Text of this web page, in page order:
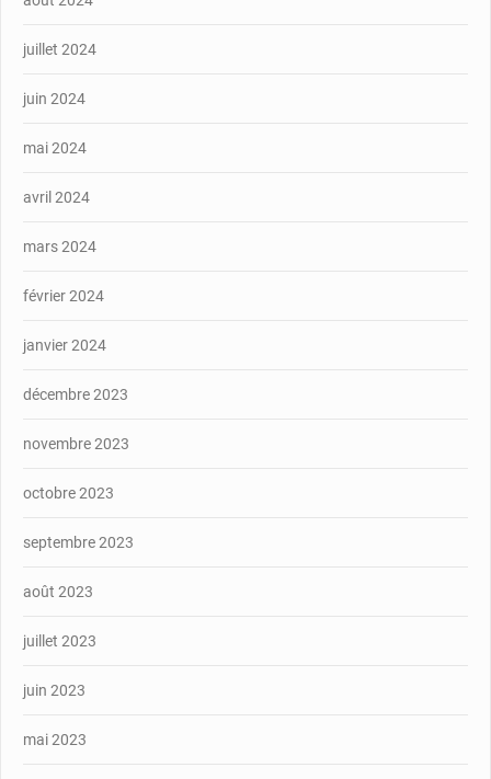
juillet 2024
juin 2024
mai 2024
avril 2024
mars 2024
février 2024
janvier 2024
décembre 2023
novembre 2023
octobre 2023
septembre 2023
août 2023
juillet 2023
juin 2023
mai 2023